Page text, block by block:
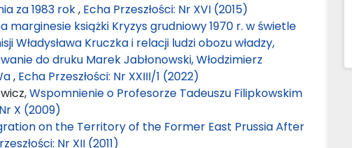
za 1983 rok, Echa Przeszłości: Nr XVI (2015)
marginesie książki Kryzys grudniowy 1970 r. w świetle
Władysława Kruczka i relacji ludzi obozu władzy,
do druku Marek Jabłonowski, Włodzimierz
, Echa Przeszłości: Nr XXIII/1 (2022)
Wspomnienie o Profesorze Tadeuszu Filipkowskim
X (2009)
on the Territory of the Former East Prussia After
Nr XII (2011)